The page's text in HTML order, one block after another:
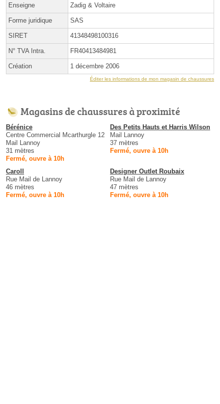
Enseigne Zadig & Voltaire
Forme juridique SAS
SIRET 41348498100316
N° TVA Intra. FR40413484981
Création 1 décembre 2006
Éditer les informations de mon magasin de chaussures
Magasins de chaussures à proximité
Bérénice
Centre Commercial Mcarthurgle 12
Mail Lannoy
31 mètres
Fermé, ouvre à 10h
Des Petits Hauts et Harris Wilson
Mail Lannoy
37 mètres
Fermé, ouvre à 10h
Caroll
Rue Mail de Lannoy
46 mètres
Fermé, ouvre à 10h
Designer Outlet Roubaix
Rue Mail de Lannoy
47 mètres
Fermé, ouvre à 10h